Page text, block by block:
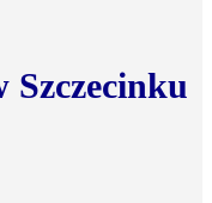
Szczecinku